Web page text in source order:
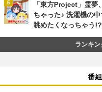
「東方Project」霊夢
ちゃった♪ 洗濯機の
眺めたくなっちゃう!?
ランキ
番